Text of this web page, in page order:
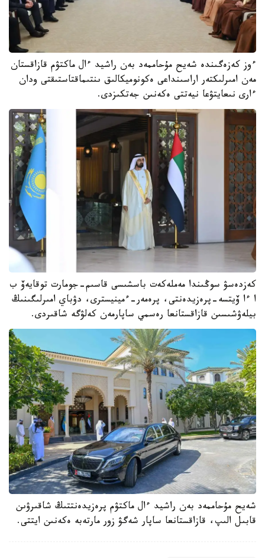
ءوز كەزەگىندە شەيح مۇحاممەد بەن راشيد ءال ماكتۋم قازاقستان
مەن امىرلىكتەر اراسىنداعى ەكونوميكالىق ىنتىماقتاستىقتى ودان
ءارى نىعايتۋعا نيەتتى ەكەنىن جەتكىزدى.
كەزدەسۋ سوڭىندا مەملەكەت باسشىسى قاسىم-جومارت توقايەۆ ب
ا ءا ۆيتسە-پرەزيدەنتى، پرەمەر-ءمينيسترى، دۋباي امىرلىگىنىڭ
بيلەۋشىسىن قازاقستانعا رەسمي ساپارمەن كەلۋگە شاقىردى.
شەيح مۇحاممەد بەن راشيد ءال ماكتۋم پرەزيدەنتتىڭ شاقىرۋىن
قابىل الىپ، قازاقستانعا ساپار شەگۋ زور مارتەبە ەكەنىن ايتتى.